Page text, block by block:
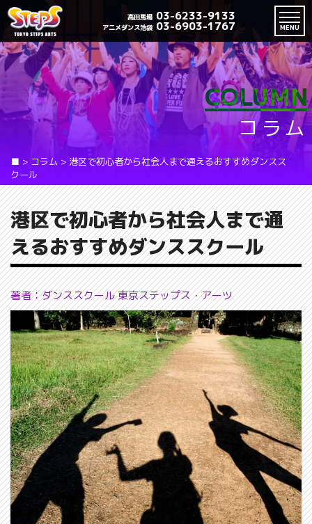
高田馬場 03-6233-9133
アニメダンス池袋 03-6903-1767 MENU
COLUMN
コラム
■ > コラム > 港区で初心者から社会人まで通えるおすすめダンスス
クール
港区で初心者から社会人まで通
えるおすすめダンススクール
著者：ダンススクール 東京ステップス・アーツ